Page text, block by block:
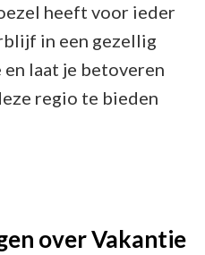
heeft voor ieder
in een gezellig
laat je betoveren
regio te bieden
over Vakantie